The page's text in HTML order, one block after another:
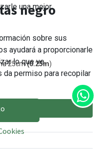
negro
25cm(0.25m)
una mejor
sobre sus
ayudará a proporcionarle
lo que ve.
da permiso para recopilar